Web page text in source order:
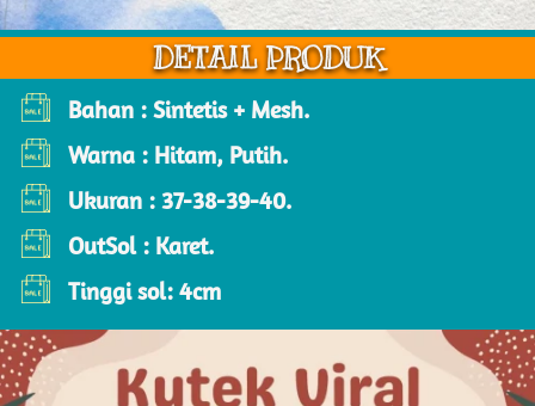
DETAIL PRODUK
Bahan : Sintetis + Mesh.
Warna : Hitam, Putih.
Ukuran : 37-38-39-40.
OutSol : Karet.
Tinggi sol: 4cm